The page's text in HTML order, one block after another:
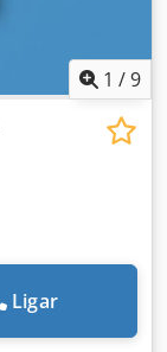
1 /9
Ligar